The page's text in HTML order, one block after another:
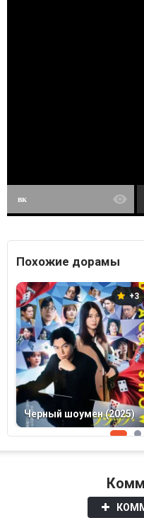
вк
Похожие дорамы
+3
Черный шоумен (2025)